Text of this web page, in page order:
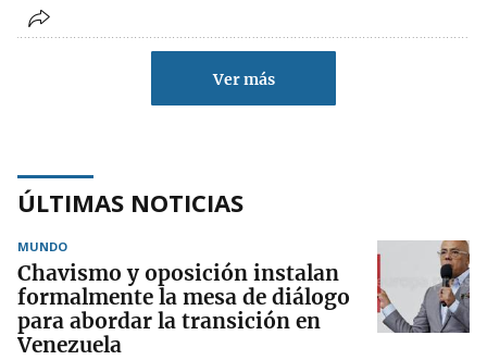
Ver más
ÚLTIMAS NOTICIAS
MUNDO
Chavismo y oposición instalan
formalmente la mesa de diálogo
para abordar la transición en
Venezuela